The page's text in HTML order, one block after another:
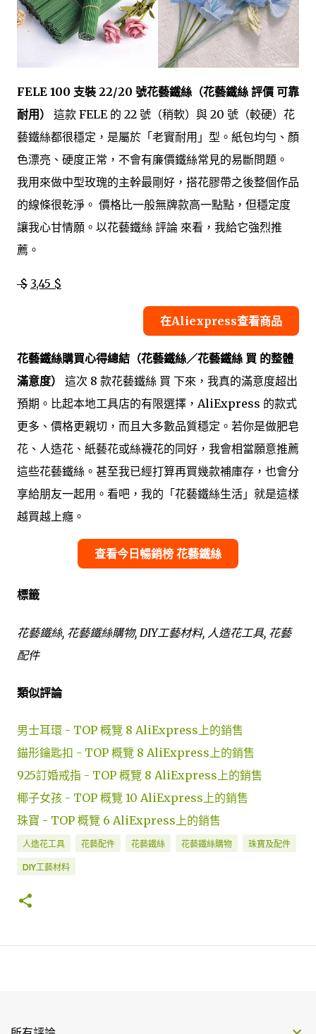
FELE 100 支裝 22/20 號花藝鐵絲（花藝鐵絲 評價 可靠
耐用）
這款 FELE 的 22 號（稍軟）與 20 號（較硬）花
藝鐵絲都很穩定，是屬於「老實耐用」型。紙包均勻、顏
色漂亮、硬度正常，不會有廉價鐵絲常見的易斷問題。
我用來做中型玫瑰的主幹最剛好，搭花膠帶之後整個作品
的線條很乾淨。 價格比一般無牌款高一點點，但穩定度
讓我心甘情願。以花藝鐵絲 評論 來看，我給它強烈推
薦。
$ 3,45 $
在Aliexpress查看商品
花藝鐵絲購買心得總結（花藝鐵絲／花藝鐵絲 買 的整體
滿意度）
這次 8 款花藝鐵絲 買 下來，我真的滿意度超出
預期。比起本地工具店的有限選擇，AliExpress 的款式
更多、價格更親切，而且大多數品質穩定。若你是做肥皂
花、人造花、紙藝花或絲襪花的同好，我會相當願意推薦
這些花藝鐵絲。甚至我已經打算再買幾款補庫存，也會分
享給朋友一起用。看吧，我的「花藝鐵絲生活」就是這樣
越買越上癮。
查看今日暢銷榜 花藝鐵絲
標籤
花藝鐵絲, 花藝鐵絲購物, DIY工藝材料, 人造花工具, 花藝
配件
類似評論
男士耳環 - TOP 概覽 8 AliExpress上的銷售
錨形鑰匙扣 - TOP 概覽 8 AliExpress上的銷售
925訂婚戒指 - TOP 概覽 8 AliExpress上的銷售
椰子女孩 - TOP 概覽 10 AliExpress上的銷售
珠寶 - TOP 概覽 6 AliExpress上的銷售
人造花工具 花藝配件 花藝鐵絲 花藝鐵絲購物 珠寶及配件
DIY工藝材料